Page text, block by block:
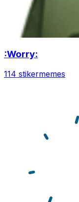
:Worry:
114 stikermemes